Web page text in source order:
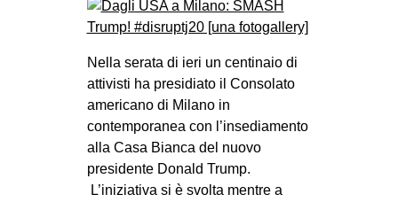
Nella serata di ieri un centinaio di
attivisti ha presidiato il Consolato
americano di Milano in
contemporanea con l’insediamento
alla Casa Bianca del nuovo
presidente Donald Trump.
L’iniziativa si è svolta mentre a